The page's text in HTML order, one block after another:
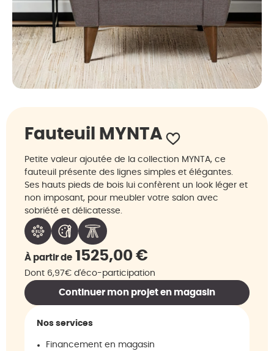
Fauteuil MYNTA
Petite valeur ajoutée de la collection MYNTA, ce
fauteuil présente des lignes simples et élégantes.
Ses hauts pieds de bois lui confèrent un look léger et
non imposant, pour meubler votre salon avec
sobriété et délicatesse.
À partir de 1525,00 €
Dont 6,97€ d'éco-participation
Continuer mon projet en magasin
Nos services
Financement en magasin